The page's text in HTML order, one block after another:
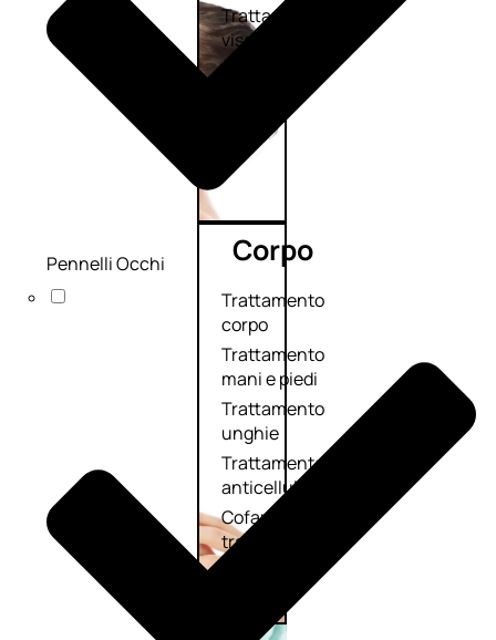
Trattamento
viso BB e CC
cream
Corpo
Trattamento
corpo
Trattamento
mani e piedi
Trattamento
unghie
Trattamento
anticellulite
Cofanetti
trattamento
corpo
Pennelli Occhi